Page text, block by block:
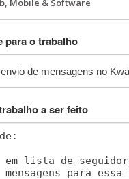
para o trabalho
a ser feito